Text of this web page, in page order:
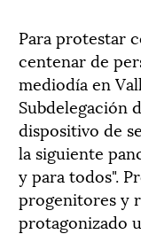
Para protestar
centenar de
mediodía en
Subdelegación
dispositivo de
la siguiente
y para todos".
progenitores y
protagonizado